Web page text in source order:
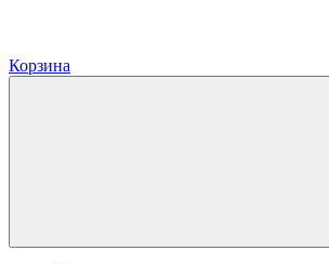
Корзина